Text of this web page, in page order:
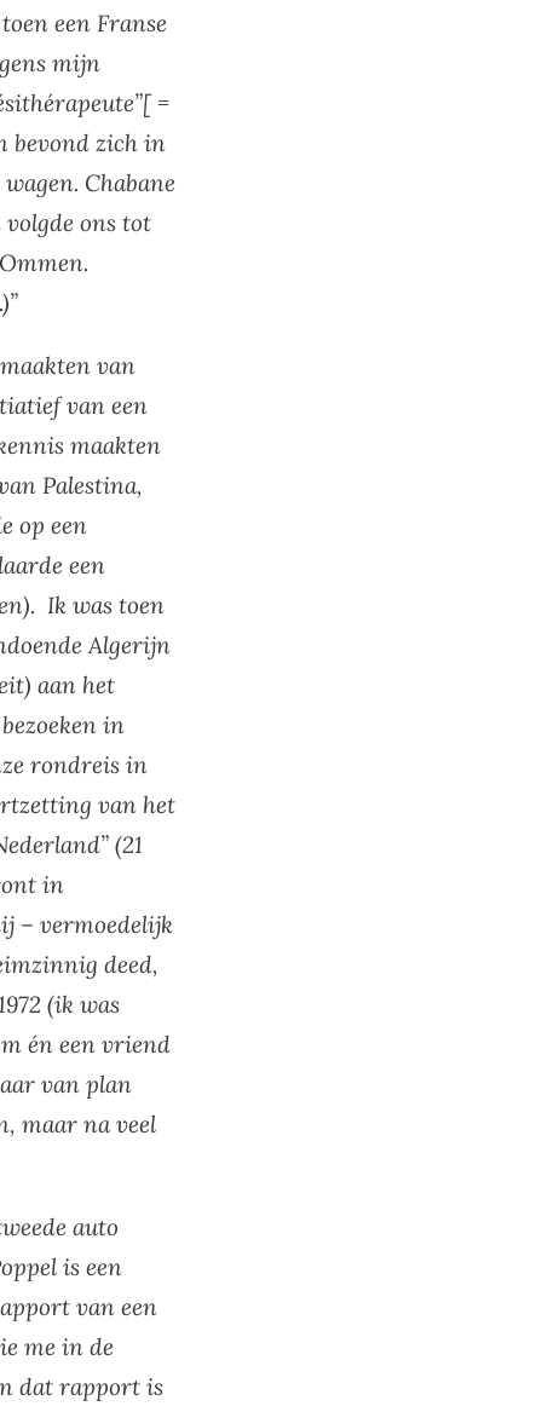
een Franse
mijn
=
bevond zich in
Chabane
volgde ons tot
van
van een
maakten
Palestina,
op een
een
Ik was toen
Algerijn
aan het
in
rondreis in
van het
(21
in
– vermoedelijk
deed,
(ik was
én een vriend
van plan
maar na veel
auto
is een
van een
me in de
dat rapport is